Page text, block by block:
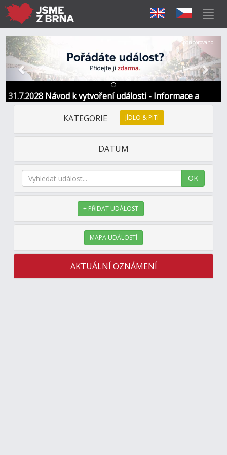
31.7.2028 Návod k vytvoření události - Informace a
kontakt
Předchozí Další
Sponzorováno
KATEGORIE JÍDLO & PITÍ
DATUM
OK
+ PŘIDAT UDÁLOST
MAPA UDÁLOSTÍ
AKTUÁLNÍ OZNÁMENÍ
---